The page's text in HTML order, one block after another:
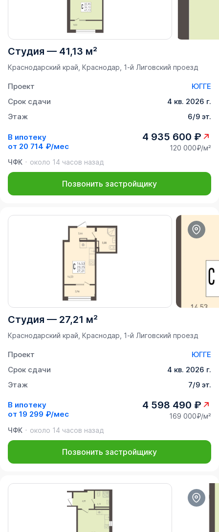
Студия — 41,13 м²
Краснодарский край, Краснодар, 1-й Лиговский проезд
Проект
ЮГГЕ
Срок сдачи
4 кв. 2026 г.
Этаж
6/9 эт.
В ипотеку
от 20 714 ₽/мес
4 935 600 ₽
120 000₽/м²
ЧФК
около 14 часов назад
Позвонить застройщику
Студия — 27,21 м²
Краснодарский край, Краснодар, 1-й Лиговский проезд
Проект
ЮГГЕ
Срок сдачи
4 кв. 2026 г.
Этаж
7/9 эт.
В ипотеку
от 19 299 ₽/мес
4 598 490 ₽
169 000₽/м²
ЧФК
около 14 часов назад
Позвонить застройщику